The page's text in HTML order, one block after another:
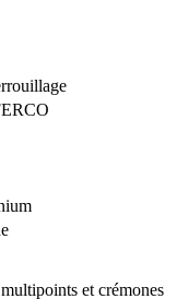
et crémones